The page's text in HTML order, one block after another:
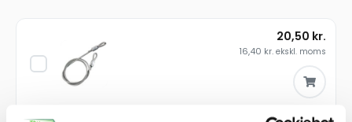
Wire f/bagsmæk F1/F2, 630mm
20,50 kr.
16,40 kr. ekskl. moms